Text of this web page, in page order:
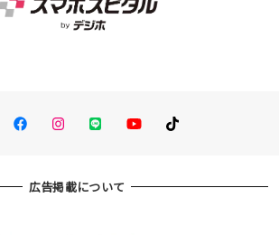
FacebookInstagram
LINE You TubeTikTok
広告掲載について